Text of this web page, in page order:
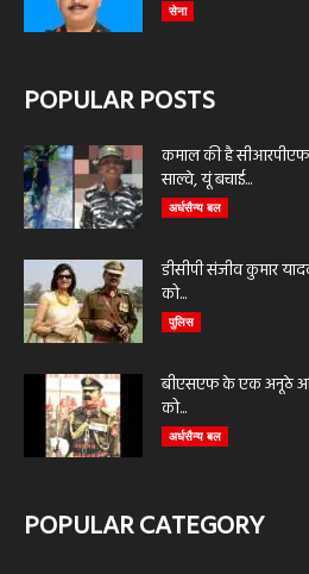
सेना
POPULAR POSTS
कमाल की है
साल्वे, यूं बचाई...
अर्धसैन्य बल
डीसीपी संजीव कुमार
को...
पुलिस
बीएसएफ के एक अनूठे
को...
अर्धसैन्य बल
POPULAR CATEGORY